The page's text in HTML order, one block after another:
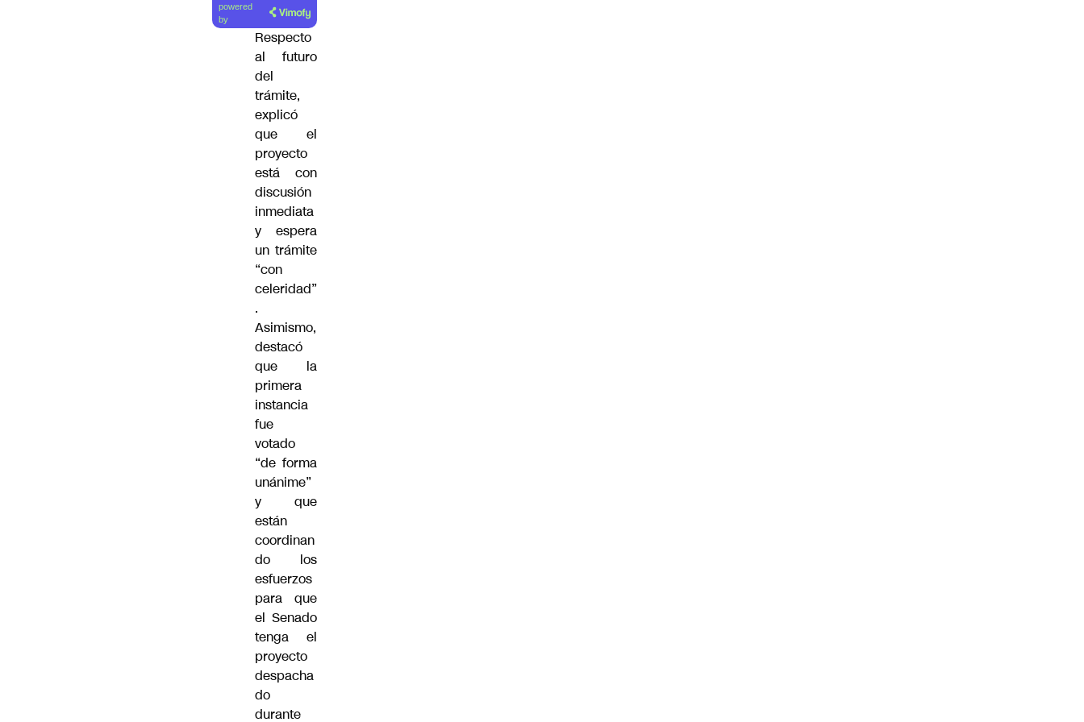
powered
by
Respecto
al futuro
del
trámite,
explicó
que el
proyecto
está con
discusión
inmediata
y espera
un trámite
“con
celeridad”
.
Asimismo,
destacó
que la
primera
instancia
fue
votado
“de forma
unánime”
y que
están
coordinan
do los
esfuerzos
para que
el Senado
tenga el
proyecto
despacha
do
durante